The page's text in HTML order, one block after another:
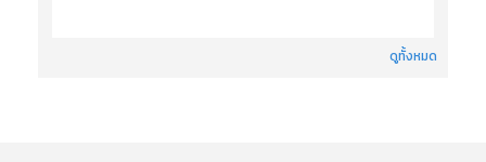
ดูทั้งหมด